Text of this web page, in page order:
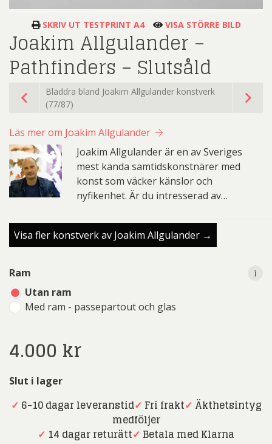
SKRIV UT TESTPRINT A4 VISA STÖRRE BILD
Joakim Allgulander –
Pathfinders – Slutsåld
Bläddra bland Joakim Allgulander konstverk
(77/87)
Läs mer om Joakim Allgulander
Joakim Allgulander är en av Sveriges
mest kända samtidskonstnärer med
konst som väcker känslor och
nyfikenhet. Är du intresserad av…
Visa fler konstverk av Joakim Allgulander →
Ram
Utan ram
Med ram - passepartout och glas
i
4.000 kr
Slut i lager
✓ 6-10 dagar leveranstid✓ Fri frakt✓ Äkthetsintyg
medföljer
✓ 14 dagar returätt✓ Betala med Klarna